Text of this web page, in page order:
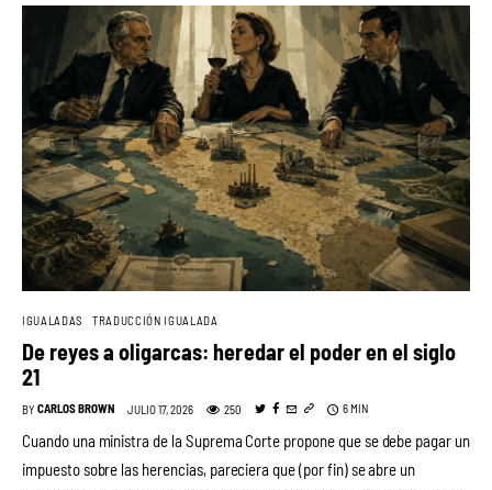
IGUALADAS TRADUCCIÓN IGUALADA
De reyes a oligarcas: heredar el poder en el siglo
21
BY CARLOS BROWN JULIO 17, 2026 250 6 MIN
Cuando una ministra de la Suprema Corte propone que se debe pagar un
impuesto sobre las herencias, pareciera que (por fin) se abre un